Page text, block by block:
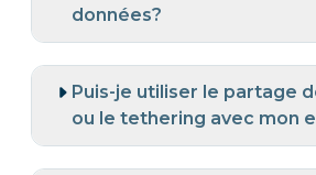
données?
Puis-je utiliser le partage
ou le tethering avec mon